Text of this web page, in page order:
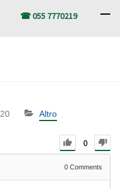
☎ 055 7770219
Altro
0
0 Comments